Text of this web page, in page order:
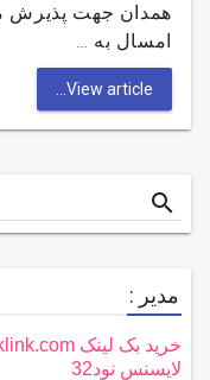
همدان جهت پذیرش
امسال به …
View article...
Search
for
search
مدیر :
خرید بک لینک behtarinbacklink.com
لایسنس نود32